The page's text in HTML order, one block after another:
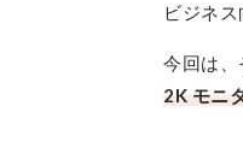
ビジネ
今回は
2K モニ